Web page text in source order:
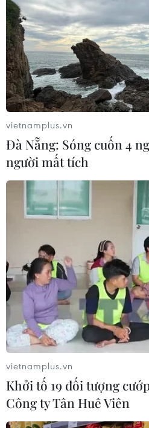
vietnamplus.vn
Đà Nẵng: Sóng cuốn 4
người mất tích
vietnamplus.vn
Khởi tố 19 đối tượng
Công ty Tân Huê Viên